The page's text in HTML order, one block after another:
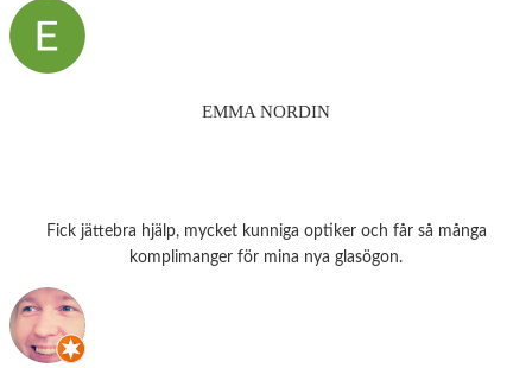
EMMA NORDIN
Fick jättebra hjälp, mycket kunniga optiker och får så många
komplimanger för mina nya glasögon.